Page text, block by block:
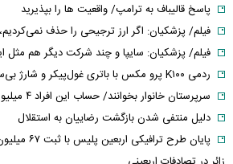
پاسخ قالیباف به ترامپ/ واقعیت ها را بپذیرید
فیلم/ پزشکیان: اگر ارز ترجیحی را حذف
فیلم/ پزشکیان: سایپا و چند شرکت دیگر هم مثل
ردمی K۱۰۰ پرو مکس با باتری غول‌پیکر و شارژ بی‌سیم روانه بازار می‌شود
سرپرستان خانوار بخوانند/ حساب این افراد ۴ میلیون تومان شارژ شد
دلیل منتفی شدن بازگشت رضاییان به استقلال